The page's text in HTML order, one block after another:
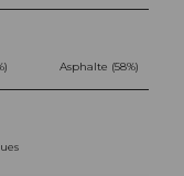
Asphalte (58%)